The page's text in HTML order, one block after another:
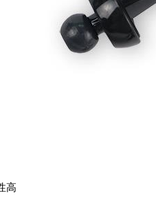
高